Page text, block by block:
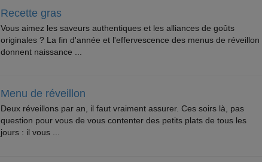
Recette gras
Vous aimez les saveurs authentiques et les alliances de goûts
originales ? La fin d'année et l'effervescence des menus de réveillon
donnent naissance ...
Menu de réveillon
Deux réveillons par an, il faut vraiment assurer. Ces soirs là, pas
question pour vous de vous contenter des petits plats de tous les
jours : il vous ...